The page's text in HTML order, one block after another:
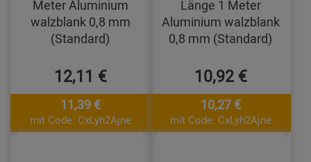
Meter Aluminium
walzblank 0,8 mm
(Standard)
12,11 €
11,39 €
mit Code: CxLyh2Ajne
Länge 1 Meter
Aluminium walzblank
0,8 mm (Standard)
10,92 €
10,27 €
mit Code: CxLyh2Ajne